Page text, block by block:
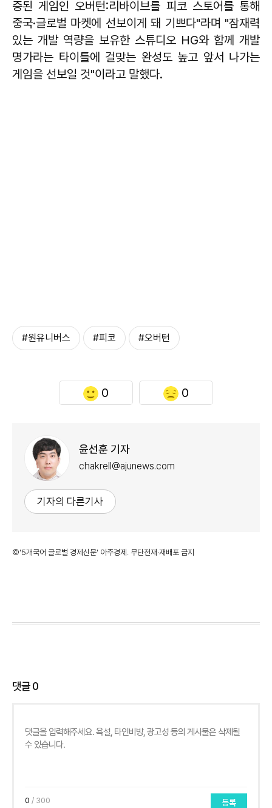
증된 게임인 오버턴:리바이브를 피코 스토어를 통해
중국·글로벌 마켓에 선보이게 돼 기쁘다"라며 "잠재력
있는 개발 역량을 보유한 스튜디오 HG와 함께 개발
명가라는 타이틀에 걸맞는 완성도 높고 앞서 나가는
게임을 선보일 것"이라고 말했다.
#원유니버스 #피코 #오버턴
0 0
윤선훈 기자
chakrell@ajunews.com
기자의 다른기사
©'5개국어 글로벌 경제신문' 아주경제. 무단전재·재배포 금지
댓글0
0 / 300 등록